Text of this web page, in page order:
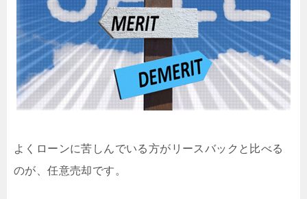
よくローンに苦しんでいる方がリースバックと比べる
のが、任意売却です。